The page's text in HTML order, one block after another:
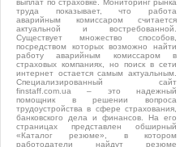
выплат по страховке. Мониторинг рынка
труда показывает, что работа
аварийным комиссаром считается
актуальной и востребованной.
Существует множество способов,
посредством которых возможно найти
работу аварийным комиссаром в
страховых компаниях, но поиск в сети
интернет остается самым актуальным.
Специализированный сайт
finstaff.com.ua – это надежный
помощник в решении вопроса
трудоустройства в сфере страхования,
банковского дела и финансов. На его
страницах представлен обширный
«Каталог резюме», в котором
работодатели найдут резюме